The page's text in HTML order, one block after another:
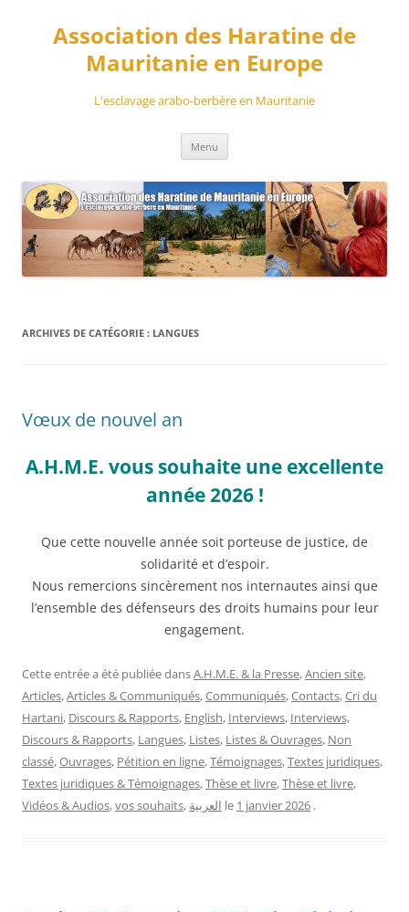
contenuAssociation des Haratine de
Mauritanie en Europe
L'esclavage arabo-berbère en Mauritanie
Menu
ARCHIVES DE CATÉGORIE : LANGUES
Vœux de nouvel an
A.H.M.E. vous souhaite une excellente
année 2026 !
Que cette nouvelle année soit porteuse de justice, de
solidarité et d’espoir.
Nous remercions sincèrement nos internautes ainsi que
l’ensemble des défenseurs des droits humains pour leur
engagement.
Cette entrée a été publiée dansA.H.M.E. & la Presse,Ancien site,
Articles,Articles & Communiqués,Communiqués,Contacts,Cri du
Hartani, Discours & Rapports, English, Interviews, Interviews,
Discours & Rapports, Langues, Listes, Listes & Ouvrages, Non
classé,Ouvrages, Pétition en ligne,Témoignages,Textes juridiques,
Textes juridiques & Témoignages,Thèse et livre,Thèse et livre,
Vidéos & Audios,vos souhaits, العربية le 1 janvier 2026 .